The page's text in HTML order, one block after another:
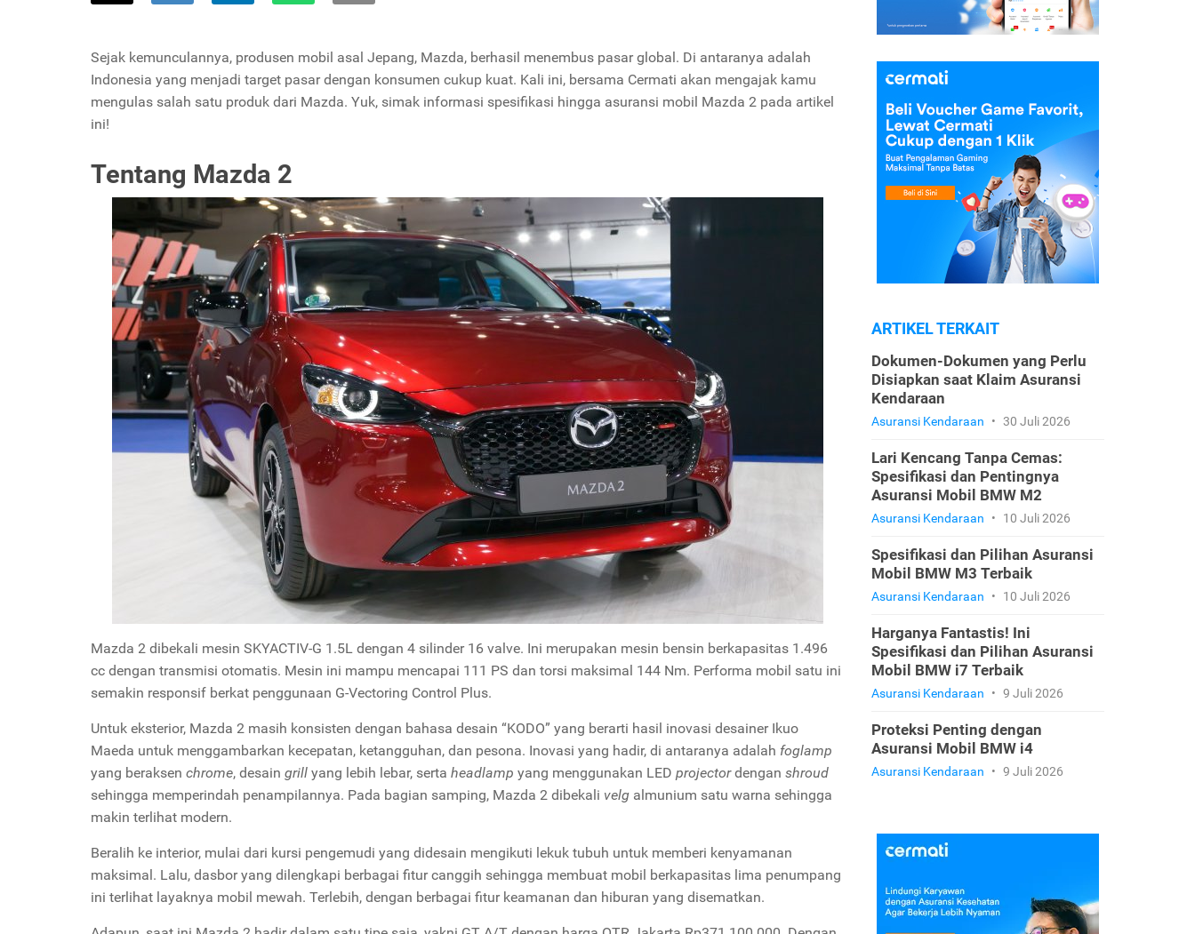
Sejak kemunculannya, produsen mobil asal Jepang, Mazda, berhasil menembus pasar global. Di antaranya adalah
Indonesia yang menjadi target pasar dengan konsumen cukup kuat. Kali ini, bersama Cermati akan mengajak kamu
mengulas salah satu produk dari Mazda. Yuk, simak informasi spesifikasi hingga asuransi mobil Mazda 2 pada artikel
ini!
Tentang Mazda 2
Mazda 2 dibekali mesin SKYACTIV-G 1.5L dengan 4 silinder 16 valve. Ini merupakan mesin bensin berkapasitas 1.496
cc dengan transmisi otomatis. Mesin ini mampu mencapai 111 PS dan torsi maksimal 144 Nm. Performa mobil satu ini
semakin responsif berkat penggunaan G-Vectoring Control Plus.
Untuk eksterior, Mazda 2 masih konsisten dengan bahasa desain “KODO” yang berarti hasil inovasi desainer Ikuo
Maeda untuk menggambarkan kecepatan, ketangguhan, dan pesona. Inovasi yang hadir, di antaranya adalah foglamp
yang beraksen chrome, desain grill yang lebih lebar, serta headlamp yang menggunakan LED projectordengan shroud
sehingga memperindah penampilannya. Pada bagian samping, Mazda 2 dibekali velg almunium satu warna sehingga
makin terlihat modern.
Beralih ke interior, mulai dari kursi pengemudi yang didesain mengikuti lekuk tubuh untuk memberi kenyamanan
maksimal. Lalu, dasbor yang dilengkapi berbagai fitur canggih sehingga membuat mobil berkapasitas lima penumpang
ini terlihat layaknya mobil mewah. Terlebih, dengan berbagai fitur keamanan dan hiburan yang disematkan.
ARTIKEL TERKAIT
Dokumen-Dokumen yang Perlu
Disiapkan saat Klaim Asuransi
Kendaraan
Asuransi Kendaraan • 30 Juli 2026
Lari Kencang Tanpa Cemas:
Spesifikasi dan Pentingnya
Asuransi Mobil BMW M2
Asuransi Kendaraan • 10 Juli 2026
Spesifikasi dan Pilihan Asuransi
Mobil BMW M3 Terbaik
Asuransi Kendaraan • 10 Juli 2026
Harganya Fantastis! Ini
Spesifikasi dan Pilihan Asuransi
Mobil BMW i7 Terbaik
Asuransi Kendaraan • 9 Juli 2026
Proteksi Penting dengan
Asuransi Mobil BMW i4
Asuransi Kendaraan • 9 Juli 2026